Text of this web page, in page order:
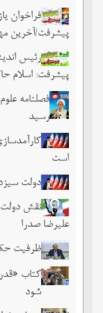
فراخوان
پیشرفت/آخرین
رئیس
پیشرفت: اسلام
فصلنامه
رسید
است
دولت
نقش دولت
علیرضا صدرا
ظرفیت
کتاب
شود